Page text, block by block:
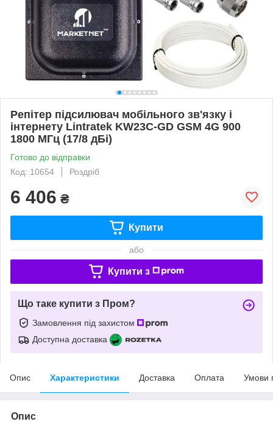
Репітер підсилювач мобільного зв'язку і
інтернету Lintratek KW23C-GD GSM 4G 900
1800 МГц (17/8 дБі)
Готово до відправки
Код: 10654
Роздріб
6 406 ₴
Купити
або
Купити з
Що таке купити з Пром?
Замовлення під захистом
Доступна доставка
Опис Характеристики Доставка Оплата Умови
Опис